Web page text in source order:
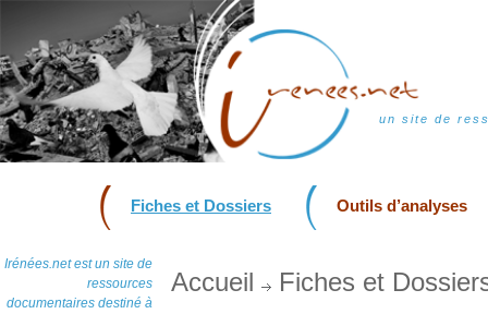
un site de
Fiches et Dossiers Outils d’analyses
Irénées.net est un site de
ressources
documentaires destiné à
Accueil Fiches et